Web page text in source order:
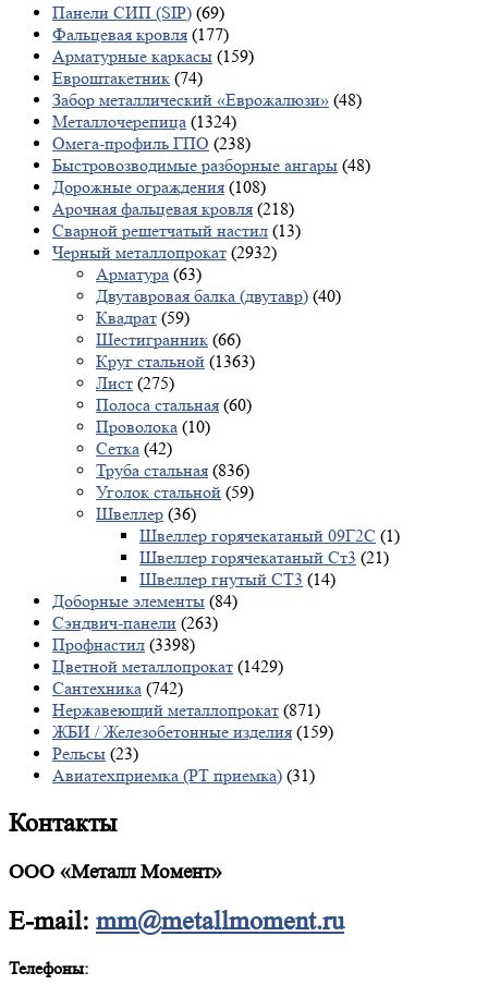
Панели СИП (SIP) (69)
Фальцевая кровля (177)
Арматурные каркасы (159)
Евроштакетник (74)
Забор металлический «Еврожалюзи» (48)
Металлочерепица (1324)
Омега-профиль ГПО (238)
Быстровозводимые разборные ангары (48)
Дорожные ограждения (108)
Арочная фальцевая кровля (218)
Сварной решетчатый настил (13)
Черный металлопрокат (2932)
Арматура (63)
Двутавровая балка (двутавр) (40)
Квадрат (59)
Шестигранник (66)
Круг стальной (1363)
Лист (275)
Полоса стальная (60)
Проволока (10)
Сетка (42)
Труба стальная (836)
Уголок стальной (59)
Швеллер (36)
Швеллер горячекатаный 09Г2С (1)
Швеллер горячекатаный Ст3 (21)
Швеллер гнутый СТ3 (14)
Доборные элементы (84)
Сэндвич-панели (263)
Профнастил (3398)
Цветной металлопрокат (1429)
Сантехника (742)
Нержавеющий металлопрокат (871)
ЖБИ / Железобетонные изделия (159)
Рельсы (23)
Авиатехприемка (РТ приемка) (31)
Контакты
ООО «Металл Момент»
E-mail: mm@metallmoment.ru
Телефоны: